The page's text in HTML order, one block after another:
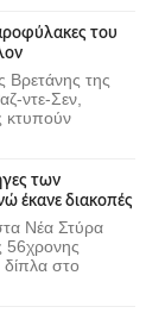
του
Βρετάνης της
ντε-Σεν,
κτυπούν
των
έκανε διακοπές
Νέα Στύρα
56χρονης
δίπλα στο